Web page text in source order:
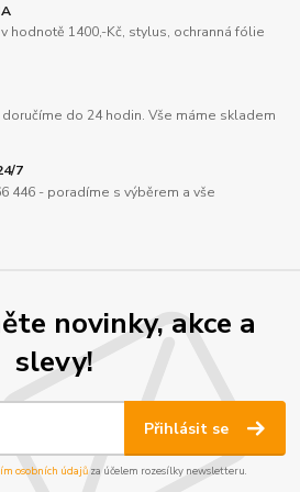
hodnotě 1400,-Kč, stylus, ochranná fólie
doručíme do 24 hodin. Vše máme skladem
7
446 - poradíme s výběrem a vše
novinky, akce a
slevy!
Přihlásit se
osobních údajůza účelem rozesílky newsletteru.